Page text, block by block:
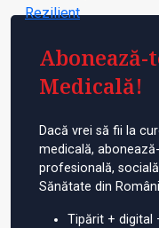
Abonează-
Medicală!
Dacă vrei să fii la
medicală,
profesională,
Sănătate din
Tipărit + digital